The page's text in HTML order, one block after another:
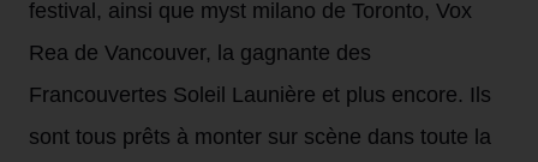
festival, ainsi que myst milano de Toronto, Vox
Rea de Vancouver, la gagnante des
Francouvertes Soleil Launière et plus encore. Ils
sont tous prêts à monter sur scène dans toute la